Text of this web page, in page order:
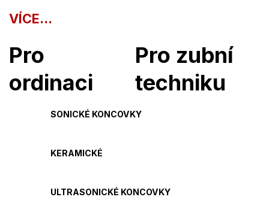
VÍCE...
Pro
ordinaci
Pro zubní
techniku
SONICKÉ KONCOVKY
KERAMICKÉ
ULTRASONICKÉ KONCOVKY